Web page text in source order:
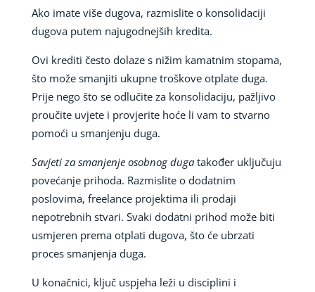
Ako imate više dugova, razmislite o konsolidaciji
dugova putem najugodnejših kredita.
Ovi krediti često dolaze s nižim kamatnim stopama,
što može smanjiti ukupne troškove otplate duga.
Prije nego što se odlučite za konsolidaciju, pažljivo
proučite uvjete i provjerite hoće li vam to stvarno
pomoći u smanjenju duga.
Savjeti za smanjenje osobnog dugatakođer uključuju
povećanje prihoda. Razmislite o dodatnim
poslovima, freelance projektima ili prodaji
nepotrebnih stvari. Svaki dodatni prihod može biti
usmjeren prema otplati dugova, što će ubrzati
proces smanjenja duga.
U konačnici, ključ uspjeha leži u disciplini i